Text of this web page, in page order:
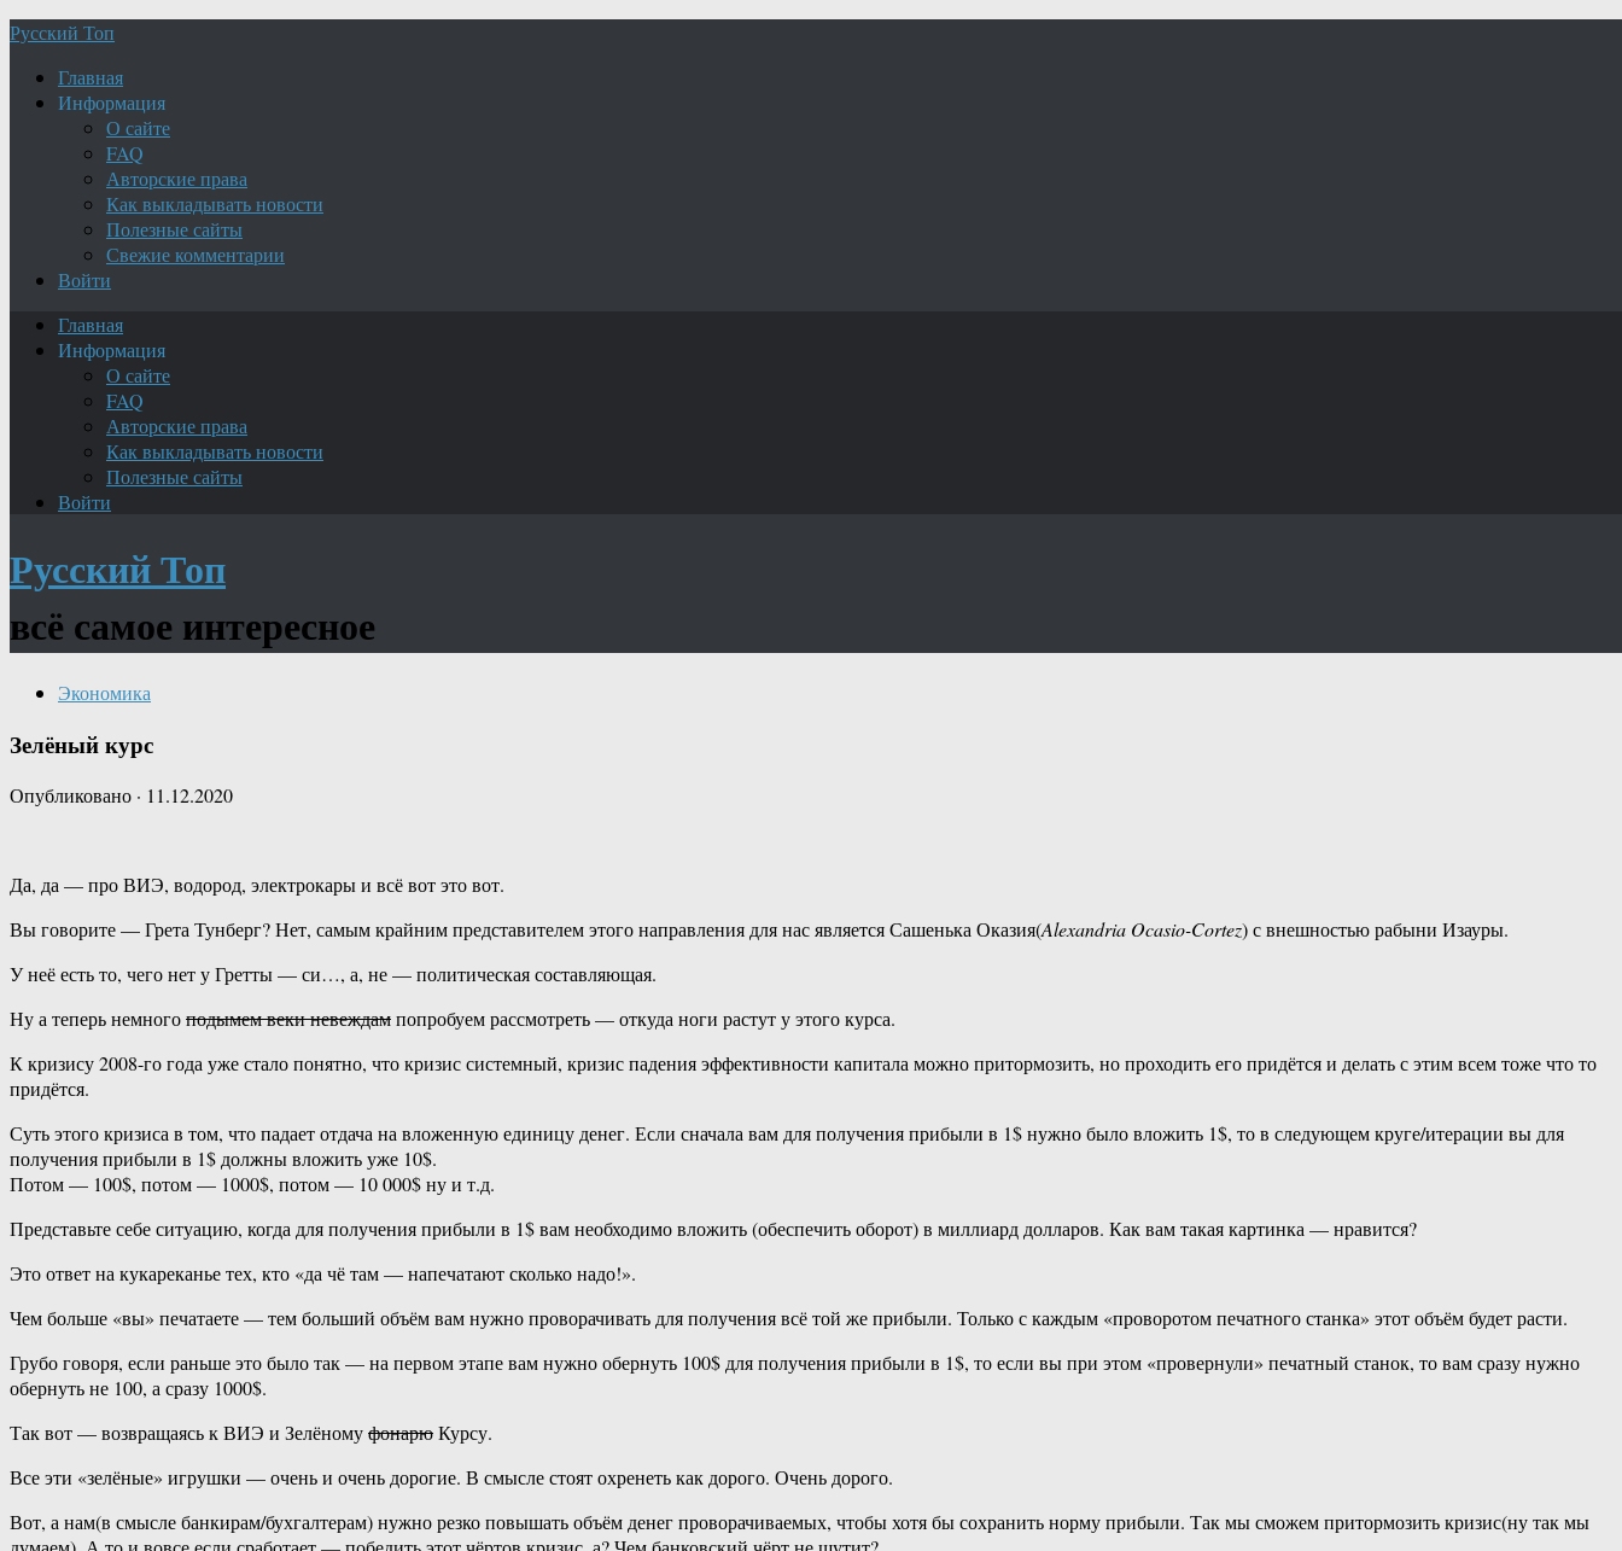
Русский Топ
Главная
Информация
О сайте
FAQ
Авторские права
Как выкладывать новости
Полезные сайты
Свежие комментарии
Войти
Главная
Информация
О сайте
FAQ
Авторские права
Как выкладывать новости
Полезные сайты
Войти
Русский Топ
всё самое интересное
Экономика
Зелёный курс
Опубликовано · 11.12.2020
Да, да — про ВИЭ, водород, электрокары и всё вот это вот.
Вы говорите — Грета Тунберг? Нет, самым крайним представителем этого направления для нас является Сашенька Оказия(Alexandria Ocasio-Cortez) с внешностью рабыни Изауры.
У неё есть то, чего нет у Гретты — си…, а, не — политическая составляющая.
Ну а теперь немногоподымем веки невеждампопробуем рассмотреть — откуда ноги растут у этого курса.
К кризису 2008-го года уже стало понятно, что кризис системный, кризис падения эффективности капитала можно притормозить, но проходить его придётся и делать с этим всем тоже что то
придётся.
Суть этого кризиса в том, что падает отдача на вложенную единицу денег. Если сначала вам для получения прибыли в 1$ нужно было вложить 1$, то в следующем круге/итерации вы для
получения прибыли в 1$ должны вложить уже 10$.
Потом — 100$, потом — 1000$, потом — 10 000$ ну и т.д.
Представьте себе ситуацию, когда для получения прибыли в 1$ вам необходимо вложить (обеспечить оборот) в миллиард долларов. Как вам такая картинка — нравится?
Это ответ на кукареканье тех, кто «да чё там — напечатают сколько надо!».
Чем больше «вы» печатаете — тем больший объём вам нужно проворачивать для получения всё той же прибыли. Только с каждым «проворотом печатного станка» этот объём будет расти.
Грубо говоря, если раньше это было так — на первом этапе вам нужно обернуть 100$ для получения прибыли в 1$, то если вы при этом «провернули» печатный станок, то вам сразу нужно
обернуть не 100, а сразу 1000$.
Так вот — возвращаясь к ВИЭ и ЗелёномуфонарюКурсу.
Все эти «зелёные» игрушки — очень и очень дорогие. В смысле стоят охренеть как дорого. Очень дорого.
Вот, а нам(в смысле банкирам/бухгалтерам) нужно резко повышать объём денег проворачиваемых, чтобы хотя бы сохранить норму прибыли. Так мы сможем притормозить кризис(ну так мы